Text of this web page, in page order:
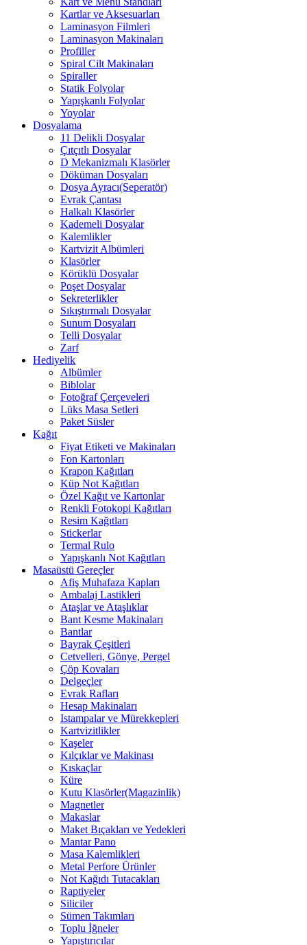
Kartlar ve Aksesuarları
Laminasyon Filmleri
Laminasyon Makinaları
Profiller
Spiral Cilt Makinaları
Spiraller
Statik Folyolar
Yapışkanlı Folyolar
Yoyolar
Dosyalama
11 Delikli Dosyalar
Çıtçıtlı Dosyalar
D Mekanizmalı Klasörler
Döküman Dosyaları
Dosya Ayracı(Seperatör)
Evrak Çantası
Halkalı Klasörler
Kademeli Dosyalar
Kalemlikler
Kartvizit Albümleri
Klasörler
Körüklü Dosyalar
Poşet Dosyalar
Sekreterlikler
Sıkıştırmalı Dosyalar
Sunum Dosyaları
Telli Dosyalar
Zarf
Hediyelik
Albümler
Biblolar
Fotoğraf Çerçeveleri
Lüks Masa Setleri
Paket Süsler
Kağıt
Fiyat Etiketi ve Makinaları
Fon Kartonları
Krapon Kağıtları
Küp Not Kağıtları
Özel Kağıt ve Kartonlar
Renkli Fotokopi Kağıtları
Resim Kağıtları
Stickerlar
Termal Rulo
Yapışkanlı Not Kağıtları
Masaüstü Gereçler
Afiş Muhafaza Kapları
Ambalaj Lastikleri
Ataşlar ve Ataşlıklar
Bant Kesme Makinaları
Bantlar
Bayrak Çeşitleri
Cetvelleri, Gönye, Pergel
Çöp Kovaları
Delgeçler
Evrak Rafları
Hesap Makinaları
Istampalar ve Mürekkepleri
Kartvizitlikler
Kaşeler
Kılçıklar ve Makinası
Kıskaçlar
Küre
Kutu Klasörler(Magazinlik)
Magnetler
Makaslar
Maket Bıçakları ve Yedekleri
Mantar Pano
Masa Kalemlikleri
Metal Perfore Ürünler
Not Kağıdı Tutacakları
Raptiyeler
Siliciler
Sümen Takımları
Toplu İğneler
Yapıştırıcılar